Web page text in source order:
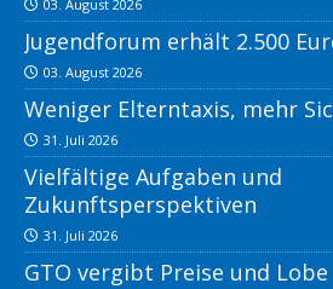
03. August 2026
Jugendforum erhält 2.500
03. August 2026
Weniger Elterntaxis, mehr
31. Juli 2026
Vielfältige Aufgaben und
Zukunftsperspektiven
31. Juli 2026
GTO vergibt Preise und Lobe